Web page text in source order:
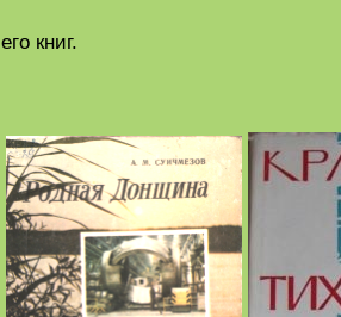
книг.